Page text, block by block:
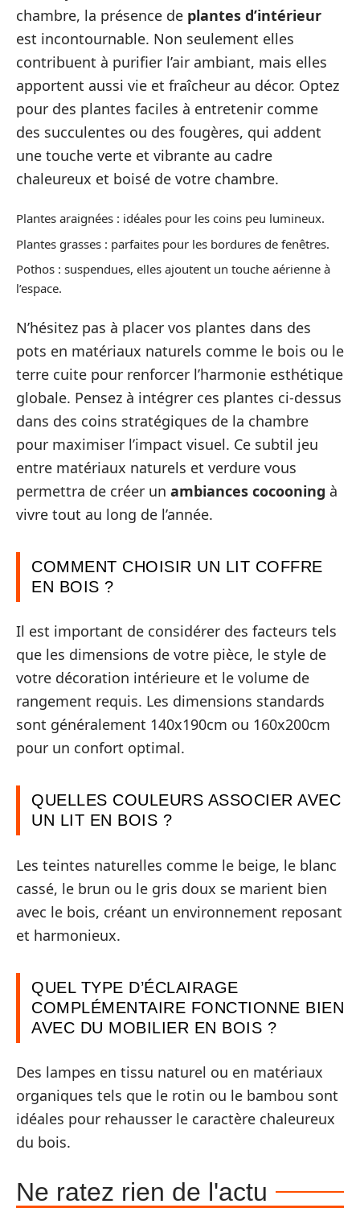
chambre, la présence de plantes d’intérieur
est incontournable. Non seulement elles
contribuent à purifier l’air ambiant, mais elles
apportent aussi vie et fraîcheur au décor. Optez
pour des plantes faciles à entretenir comme
des succulentes ou des fougères, qui addent
une touche verte et vibrante au cadre
chaleureux et boisé de votre chambre.
Plantes araignées : idéales pour les coins peu lumineux.
Plantes grasses : parfaites pour les bordures de fenêtres.
Pothos : suspendues, elles ajoutent un touche aérienne à
l’espace.
N’hésitez pas à placer vos plantes dans des
pots en matériaux naturels comme le bois ou le
terre cuite pour renforcer l’harmonie esthétique
globale. Pensez à intégrer ces plantes ci-dessus
dans des coins stratégiques de la chambre
pour maximiser l’impact visuel. Ce subtil jeu
entre matériaux naturels et verdure vous
permettra de créer un ambiances cocooning à
vivre tout au long de l’année.
COMMENT CHOISIR UN LIT COFFRE
EN BOIS ?
Il est important de considérer des facteurs tels
que les dimensions de votre pièce, le style de
votre décoration intérieure et le volume de
rangement requis. Les dimensions standards
sont généralement 140x190cm ou 160x200cm
pour un confort optimal.
QUELLES COULEURS ASSOCIER AVEC
UN LIT EN BOIS ?
Les teintes naturelles comme le beige, le blanc
cassé, le brun ou le gris doux se marient bien
avec le bois, créant un environnement reposant
et harmonieux.
QUEL TYPE D’ÉCLAIRAGE
COMPLÉMENTAIRE FONCTIONNE BIEN
AVEC DU MOBILIER EN BOIS ?
Des lampes en tissu naturel ou en matériaux
organiques tels que le rotin ou le bambou sont
idéales pour rehausser le caractère chaleureux
du bois.
Ne ratez rien de l'actu